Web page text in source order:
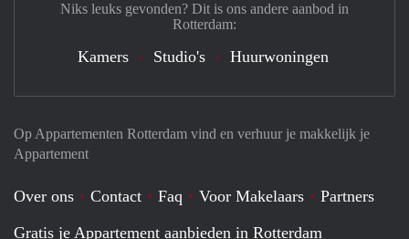
Op Appartementen Rotterdam vind en verhuur je makkelijk je
Appartement
Over ons Contact Faq Voor Makelaars
Partners
Gratis je Appartement aanbieden in Rotterdam
Niks leuks gevonden? Dit is ons andere aanbod in
Rotterdam:
Kamers Studio's Huurwoningen